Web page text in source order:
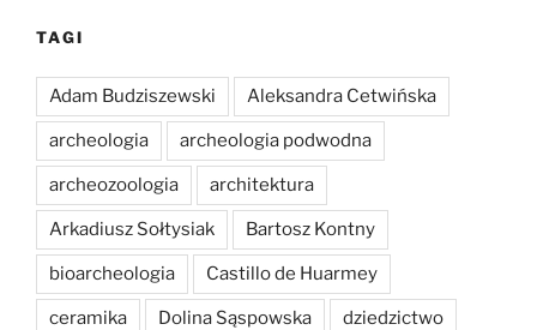
TAGI
Adam Budziszewski Aleksandra Cetwińska
archeologia archeologia podwodna
archeozoologia architektura
Arkadiusz Sołtysiak Bartosz Kontny
bioarcheologia Castillo de Huarmey
ceramika Dolina Sąspowska dziedzictwo